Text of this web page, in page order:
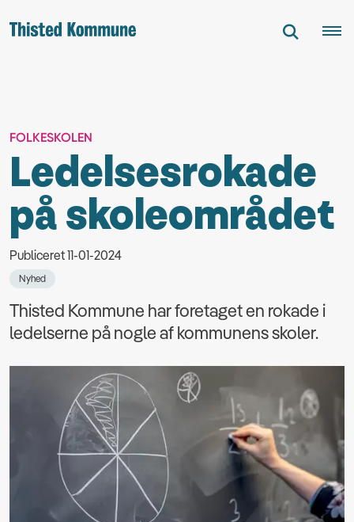
FOLKESKOLEN
Ledelsesrokade
på skoleområdet
Publiceret 11-01-2024
Nyhed
Thisted Kommune har foretaget en rokade i
ledelserne på nogle af kommunens skoler.